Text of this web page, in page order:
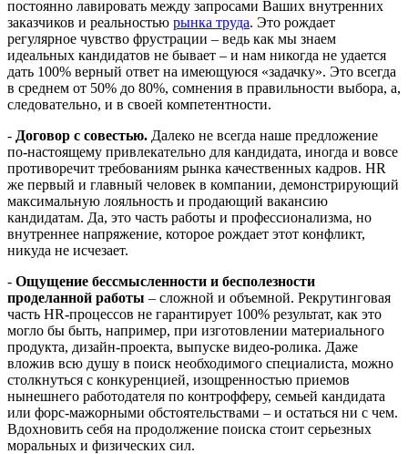
постоянно лавировать между запросами Ваших внутренних
заказчиков и реальностью рынка труда. Это рождает
регулярное чувство фрустрации – ведь как мы знаем
идеальных кандидатов не бывает – и нам никогда не удается
дать 100% верный ответ на имеющуюся «задачку». Это всегда
в среднем от 50% до 80%, сомнения в правильности выбора, а,
следовательно, и в своей компетентности.
- Договор с совестью. Далеко не всегда наше предложение
по-настоящему привлекательно для кандидата, иногда и вовсе
противоречит требованиям рынка качественных кадров. HR
же первый и главный человек в компании, демонстрирующий
максимальную лояльность и продающий вакансию
кандидатам. Да, это часть работы и профессионализма, но
внутреннее напряжение, которое рождает этот конфликт,
никуда не исчезает.
- Ощущение бессмысленности и бесполезности
проделанной работы – сложной и объемной. Рекрутинговая
часть HR-процессов не гарантирует 100% результат, как это
могло бы быть, например, при изготовлении материального
продукта, дизайн-проекта, выпуске видео-ролика. Даже
вложив всю душу в поиск необходимого специалиста, можно
столкнуться с конкуренцией, изощренностью приемов
нынешнего работодателя по контрофферу, семьей кандидата
или форс-мажорными обстоятельствами – и остаться ни с чем.
Вдохновить себя на продолжение поиска стоит серьезных
моральных и физических сил.